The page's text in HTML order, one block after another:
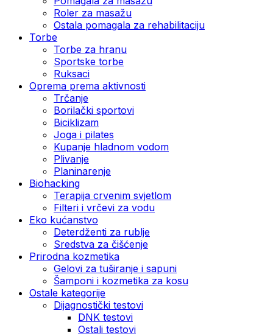
Roler za masažu
Ostala pomagala za rehabilitaciju
Torbe
Torbe za hranu
Sportske torbe
Ruksaci
Oprema prema aktivnosti
Trčanje
Borilački sportovi
Biciklizam
Joga i pilates
Kupanje hladnom vodom
Plivanje
Planinarenje
Biohacking
Terapija crvenim svjetlom
Filteri i vrčevi za vodu
Eko kućanstvo
Deterdženti za rublje
Sredstva za čišćenje
Prirodna kozmetika
Gelovi za tuširanje i sapuni
Šamponi i kozmetika za kosu
Ostale kategorije
Dijagnostički testovi
DNK testovi
Ostali testovi